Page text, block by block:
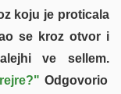
koju je proticala
se kroz otvor i
ve sellem.
Odgovorio